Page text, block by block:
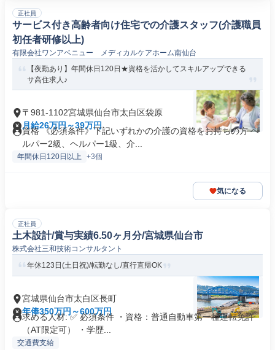
正社員
サービス付き高齢者向け住宅での介護スタッフ(介護職員
初任者研修以上)
有限会社ワンアベニュー メディカルケアホーム南仙台
【夜勤あり】年間休日120日★資格を活かしてスキルアップできる
サ高住求人♪
〒981-1102宮城県仙台市太白区袋原
月給26万円～39万円
資格 《必須条件》下記いずれかの介護の資格をお持ちの方 ヘ
ルパー2級、ヘルパー1級、介...
年間休日120日以上 +3個
気になる
正社員
土木設計/賞与実績6.50ヶ月分/宮城県仙台市
株式会社三和技術コンサルタント
年休123日(土日祝)/転勤なし/直行直帰OK
宮城県仙台市太白区長町
年俸350万円～600万円
求める人材: ✅ 必須条件 ・資格：普通自動車第一種運転免許
（AT限定可） ・学歴...
交通費支給